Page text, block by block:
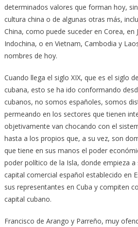
determinados valores que forman hoy,
cultura china o de algunas otras más,
China, como puede suceder en Corea, en
Indochina, o en Vietnam, Cambodia y
nombres de hoy.
Cuando llega el siglo XIX, que es el siglo
cubana, esto se ha ido conformando
cubanos, no somos españoles, somos
permeando en los sectores que tienen
objetivamente van chocando con el
hasta a los propios que, a su vez, son
que tiene en sus manos el poder
poder político de la Isla, donde empieza a
capital comercial español establecido en
sus representantes en Cuba y compiten
capital cubano.
Francisco de Arango y Parreño, muy